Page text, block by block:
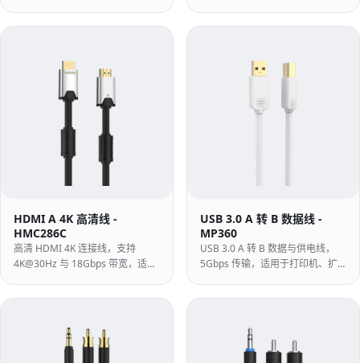
HDMI A 4K 高清线 -
HMC286C
高清 HDMI 4K 连接线，支持
4K@30Hz 与 18Gbps 带宽，适用
USB 3.0 A 转 B 数据线 -
MP360
USB 3.0 A 转 B 数据与供电线，
5Gbps 传输，适用于打印机、扩